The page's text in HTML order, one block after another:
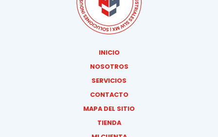
INICIO
NOSOTROS
SERVICIOS
CONTACTO
MAPA DEL SITIO
TIENDA